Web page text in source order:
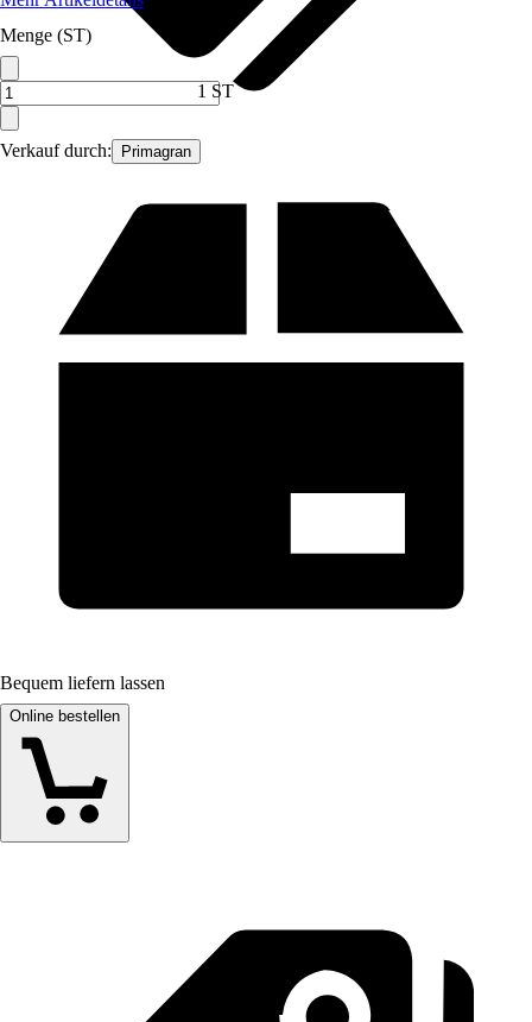
Verkauf durch: Primagran
Menge (ST)
1 ST
Bequem liefern lassen
Online bestellen